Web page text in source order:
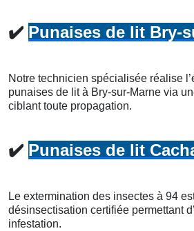
✔️ Punaises de lit Bry-
Notre technicien spécialisée réalise
punaises de lit à Bry-sur-Marne via
ciblant toute propagation.
✔️ Punaises de lit
Le extermination des insectes à 94
désinsectisation certifiée permettant
infestation.